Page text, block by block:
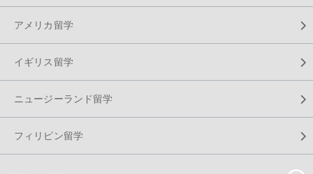
アメリカ留学
イギリス留学
ニュージーランド留学
フィリピン留学